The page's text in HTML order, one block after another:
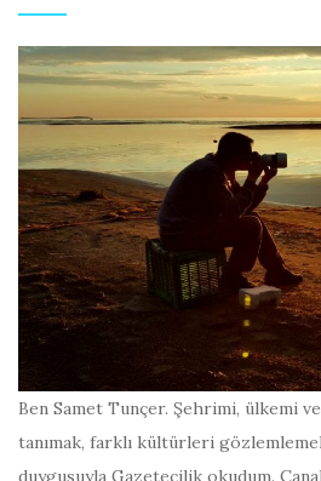
Ben Samet Tunçer. Şehrimi, ülkemi ve
tanımak, farklı kültürleri
duygusuyla Gazetecilik okudum.